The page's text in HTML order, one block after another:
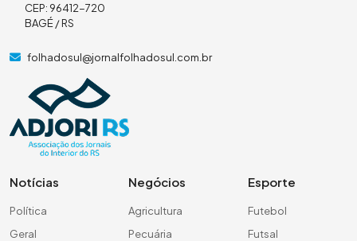
CEP: 96412-720
BAGÉ / RS
folhadosul@jornalfolhadosul.com.br
Notícias
Política
Geral
Negócios
Agricultura
Pecuária
Esporte
Futebol
Futsal